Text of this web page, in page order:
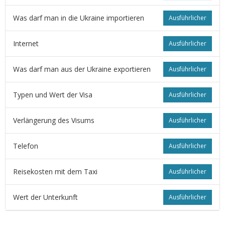
Ausführlicher
Was darf man in die Ukraine importieren
Ausführlicher
Internet
Ausführlicher
Was darf man aus der Ukraine exportieren
Ausführlicher
Typen und Wert der Visa
Ausführlicher
Verlängerung des Visums
Ausführlicher
Telefon
Ausführlicher
Reisekosten mit dem Taxi
Ausführlicher
Wert der Unterkunft